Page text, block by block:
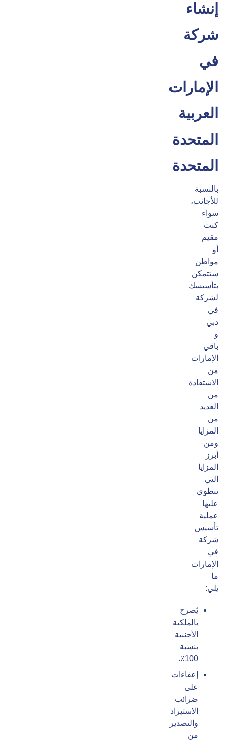
إنشاء
شركة
في
الإمارات
العربية
المتحدة
المتحدة
بالنسبة
للأجانب،
سواء
كنت
مقيم
أو
مواطن
ستتمكن
بتأسيسك
لشركة
في
دبي
و
باقي
الإمارات
من
الاستفادة
من
العديد
من
المزايا
ومن
أبرز
المزايا
التي
تنطوي
عليها
عملية
تأسيس
شركة
في
الإمارات
ما
يلي:
يُصرح
بالملكية
الأجنبية
بنسبة
100٪.
إعفاءات
على
ضرائب
الاستيراد
والتصدير
من